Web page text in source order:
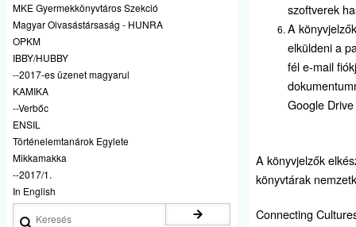
MKE Gyermekkönyvtáros Szekció
Magyar Olvasástársaság - HUNRA
OPKM
IBBY/HUBBY
--2017-es üzenet magyarul
KAMIKA
--Verbőc
ENSIL
Történelemtanárok Egylete
Mikkamakka
--2017/1.
In English
szoftverek
A
elküldeni a
fél e-mail
Google
A könyvjelzők
könyvtárak
Connecting